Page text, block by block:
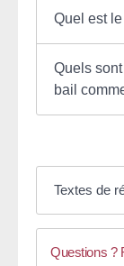
Quel est
Quels
bail
Textes de
Questions ?